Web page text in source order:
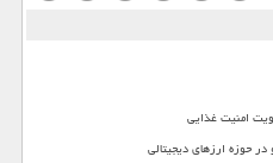
امنیت غذایی
حوزه ارزهای دیجیتالی